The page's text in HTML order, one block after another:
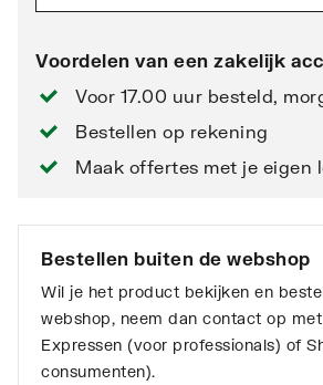
Voordelen van een zakelijk
Voor 17.00 uur besteld,
Bestellen op rekening
Maak offertes met je eigen
Bestellen buiten de webshop
Wil je het product bekijken en
webshop, neem dan contact op
Expressen (voor professionals) of
consumenten).